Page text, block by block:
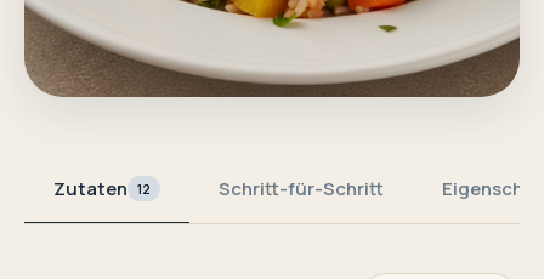
Zutaten 12 Schritt-für-Schritt